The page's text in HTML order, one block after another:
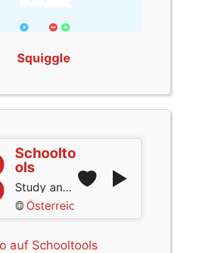
Squiggle
Schoolto
ols
Study and Relax
Österreich
auf Schooltools